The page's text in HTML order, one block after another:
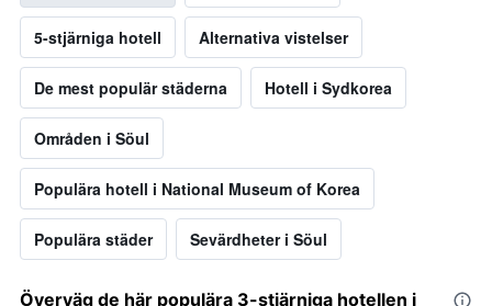
5-stjärniga hotell Alternativa vistelser
De mest populär städerna Hotell i Sydkorea
Områden i Söul
Populära hotell i National Museum of Korea
Populära städer Sevärdheter i Söul
Överväg de här populära 3-stjärniga hotellen i